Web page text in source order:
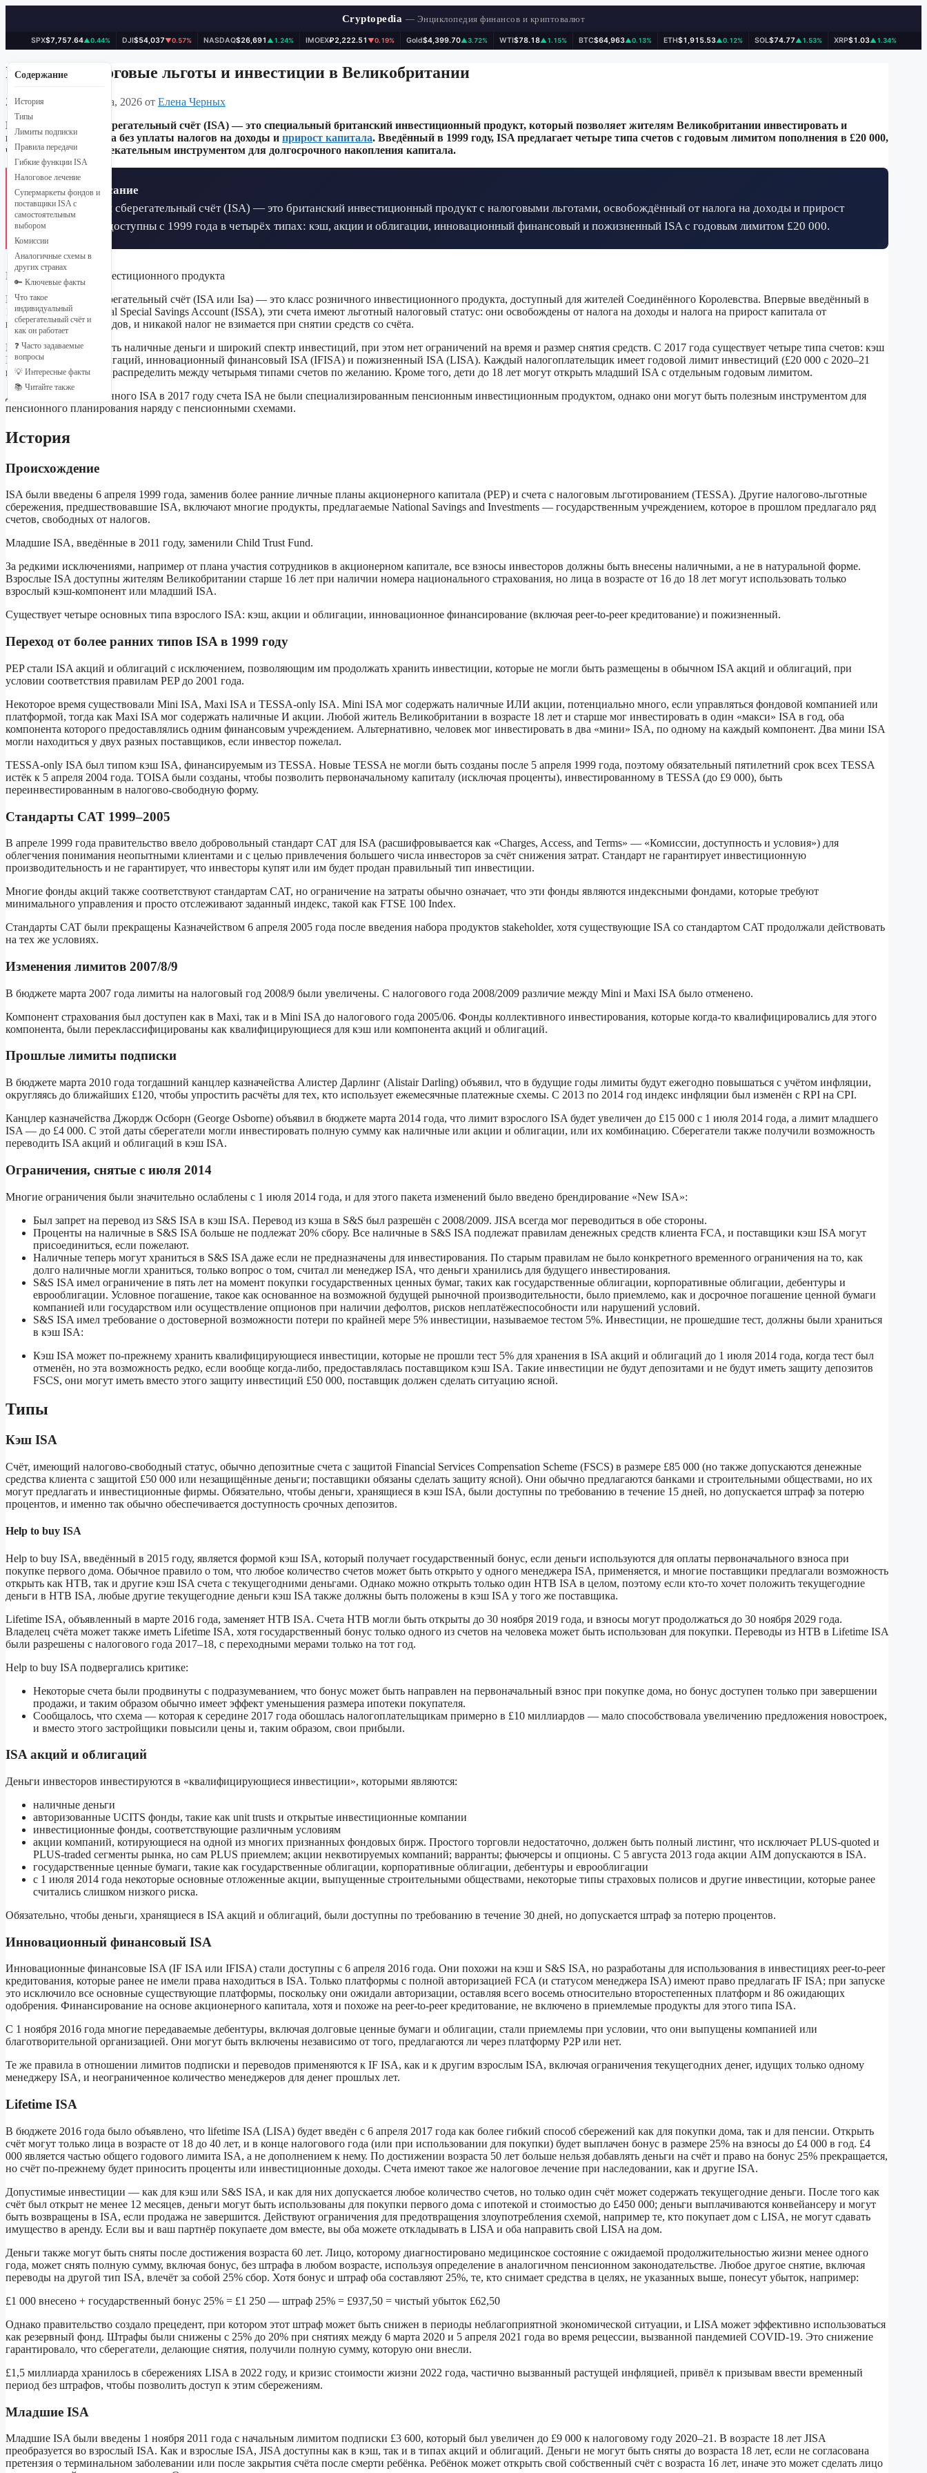
Cryptopedia — Энциклопедия финансов и криптовалют
SPX$7,757.64▲0.44% DJI$54,037▼0.57% NASDAQ$26,691 ▲1.24% IMOEX₽2,222.51▼0.19% Gold$4,399.70▲3.72% WTI$78.18▲1.15% BTC$64,963▲0.13% ETH$1,915.53▲0.12% SOL$74.77▲1.53% XRP$1.03▲1.34%
к
содержимому
ISA счёт: налоговые льготы и инвестиции в Великобритании
29 марта, 2026 29 марта, 2026 от Елена Черных
Содержание
История
Типы
Лимиты подписки
Правила передачи
Гибкие функции ISA
Налоговое лечение
Супермаркеты фондов и
поставщики ISA с
самостоятельным
выбором
Комиссии
Аналогичные схемы в
других странах
🔑 Ключевые факты
Что такое
индивидуальный
сберегательный счёт и
как он работает
❓ Часто задаваемые
вопросы
💡 Интересные факты
📚 Читайте также
Индивидуальный сберегательный счёт (ISA) — это специальный британский инвестиционный продукт, который позволяет жителям Великобритании инвестировать и
накапливать средства без уплаты налогов на доходы и прирост капитала. Введённый в 1999 году, ISA предлагает четыре типа счетов с годовым лимитом пополнения в £20 000,
что делает его привлекательным инструментом для долгосрочного накопления капитала.
📋 Краткое описание
Индивидуальный сберегательный счёт (ISA) — это британский инвестиционный продукт с налоговыми льготами, освобождённый от налога на доходы и прирост
капитала. Счета доступны с 1999 года в четырёх типах: кэш, акции и облигации, инновационный финансовый и пожизненный ISA с годовым лимитом £20 000.
Класс розничного инвестиционного продукта
Индивидуальный сберегательный счёт (ISA или Isa) — это класс розничного инвестиционного продукта, доступный для жителей Соединённого Королевства. Впервые введённый в
1999 году как Individual Special Savings Account (ISSA), эти счета имеют льготный налоговый статус: они освобождены от налога на доходы и налога на прирост капитала от
инвестиционных доходов, и никакой налог не взимается при снятии средств со счёта.
На счёте можно хранить наличные деньги и широкий спектр инвестиций, при этом нет ограничений на время и размер снятия средств. С 2017 года существует четыре типа счетов: кэш
ISA, ISA акций и облигаций, инновационный финансовый ISA (IFISA) и пожизненный ISA (LISA). Каждый налогоплательщик имеет годовой лимит инвестиций (£20 000 с 2020–21
года), который можно распределить между четырьмя типами счетов по желанию. Кроме того, дети до 18 лет могут открыть младший ISA с отдельным годовым лимитом.
До введения пожизненного ISA в 2017 году счета ISA не были специализированным пенсионным инвестиционным продуктом, однако они могут быть полезным инструментом для
пенсионного планирования наряду с пенсионными схемами.
История
Происхождение
ISA были введены 6 апреля 1999 года, заменив более ранние личные планы акционерного капитала (PEP) и счета с налоговым льготированием (TESSA). Другие налогово-льготные
сбережения, предшествовавшие ISA, включают многие продукты, предлагаемые National Savings and Investments — государственным учреждением, которое в прошлом предлагало ряд
счетов, свободных от налогов.
Младшие ISA, введённые в 2011 году, заменили Child Trust Fund.
За редкими исключениями, например от плана участия сотрудников в акционерном капитале, все взносы инвесторов должны быть внесены наличными, а не в натуральной форме.
Взрослые ISA доступны жителям Великобритании старше 16 лет при наличии номера национального страхования, но лица в возрасте от 16 до 18 лет могут использовать только
взрослый кэш-компонент или младший ISA.
Существует четыре основных типа взрослого ISA: кэш, акции и облигации, инновационное финансирование (включая peer-to-peer кредитование) и пожизненный.
Переход от более ранних типов ISA в 1999 году
PEP стали ISA акций и облигаций с исключением, позволяющим им продолжать хранить инвестиции, которые не могли быть размещены в обычном ISA акций и облигаций, при
условии соответствия правилам PEP до 2001 года.
Некоторое время существовали Mini ISA, Maxi ISA и TESSA-only ISA. Mini ISA мог содержать наличные ИЛИ акции, потенциально много, если управляться фондовой компанией или
платформой, тогда как Maxi ISA мог содержать наличные И акции. Любой житель Великобритании в возрасте 18 лет и старше мог инвестировать в один «макси» ISA в год, оба
компонента которого предоставлялись одним финансовым учреждением. Альтернативно, человек мог инвестировать в два «мини» ISA, по одному на каждый компонент. Два мини ISA
могли находиться у двух разных поставщиков, если инвестор пожелал.
TESSA-only ISA был типом кэш ISA, финансируемым из TESSA. Новые TESSA не могли быть созданы после 5 апреля 1999 года, поэтому обязательный пятилетний срок всех TESSA
истёк к 5 апреля 2004 года. TOISA были созданы, чтобы позволить первоначальному капиталу (исключая проценты), инвестированному в TESSA (до £9 000), быть
переинвестированным в налогово-свободную форму.
Стандарты CAT 1999–2005
В апреле 1999 года правительство ввело добровольный стандарт CAT для ISA (расшифровывается как «Charges, Access, and Terms» — «Комиссии, доступность и условия») для
облегчения понимания неопытными клиентами и с целью привлечения большего числа инвесторов за счёт снижения затрат. Стандарт не гарантирует инвестиционную
производительность и не гарантирует, что инвесторы купят или им будет продан правильный тип инвестиции.
Многие фонды акций также соответствуют стандартам CAT, но ограничение на затраты обычно означает, что эти фонды являются индексными фондами, которые требуют
минимального управления и просто отслеживают заданный индекс, такой как FTSE 100 Index.
Стандарты CAT были прекращены Казначейством 6 апреля 2005 года после введения набора продуктов stakeholder, хотя существующие ISA со стандартом CAT продолжали действовать
на тех же условиях.
Изменения лимитов 2007/8/9
В бюджете марта 2007 года лимиты на налоговый год 2008/9 были увеличены. С налогового года 2008/2009 различие между Mini и Maxi ISA было отменено.
Компонент страхования был доступен как в Maxi, так и в Mini ISA до налогового года 2005/06. Фонды коллективного инвестирования, которые когда-то квалифицировались для этого
компонента, были переклассифицированы как квалифицирующиеся для кэш или компонента акций и облигаций.
Прошлые лимиты подписки
В бюджете марта 2010 года тогдашний канцлер казначейства Алистер Дарлинг (Alistair Darling) объявил, что в будущие годы лимиты будут ежегодно повышаться с учётом инфляции,
округляясь до ближайших £120, чтобы упростить расчёты для тех, кто использует ежемесячные платежные схемы. С 2013 по 2014 год индекс инфляции был изменён с RPI на CPI.
Канцлер казначейства Джордж Осборн (George Osborne) объявил в бюджете марта 2014 года, что лимит взрослого ISA будет увеличен до £15 000 с 1 июля 2014 года, а лимит младшего
ISA — до £4 000. С этой даты сберегатели могли инвестировать полную сумму как наличные или акции и облигации, или их комбинацию. Сберегатели также получили возможность
переводить ISA акций и облигаций в кэш ISA.
Ограничения, снятые с июля 2014
Многие ограничения были значительно ослаблены с 1 июля 2014 года, и для этого пакета изменений было введено брендирование «New ISA»:
Был запрет на перевод из S&S ISA в кэш ISA. Перевод из кэша в S&S был разрешён с 2008/2009. JISA всегда мог переводиться в обе стороны.
Проценты на наличные в S&S ISA больше не подлежат 20% сбору. Все наличные в S&S ISA подлежат правилам денежных средств клиента FCA, и поставщики кэш ISA могут
присоединиться, если пожелают.
Наличные теперь могут храниться в S&S ISA даже если не предназначены для инвестирования. По старым правилам не было конкретного временного ограничения на то, как
долго наличные могли храниться, только вопрос о том, считал ли менеджер ISA, что деньги хранились для будущего инвестирования.
S&S ISA имел ограничение в пять лет на момент покупки государственных ценных бумаг, таких как государственные облигации, корпоративные облигации, дебентуры и
еврооблигации. Условное погашение, такое как основанное на возможной будущей рыночной производительности, было приемлемо, как и досрочное погашение ценной бумаги
компанией или государством или осуществление опционов при наличии дефолтов, рисков неплатёжеспособности или нарушений условий.
S&S ISA имел требование о достоверной возможности потери по крайней мере 5% инвестиции, называемое тестом 5%. Инвестиции, не прошедшие тест, должны были храниться
в кэш ISA:
Кэш ISA может по-прежнему хранить квалифицирующиеся инвестиции, которые не прошли тест 5% для хранения в ISA акций и облигаций до 1 июля 2014 года, когда тест был
отменён, но эта возможность редко, если вообще когда-либо, предоставлялась поставщиком кэш ISA. Такие инвестиции не будут депозитами и не будут иметь защиту депозитов
FSCS, они могут иметь вместо этого защиту инвестиций £50 000, поставщик должен сделать ситуацию ясной.
Типы
Кэш ISA
Счёт, имеющий налогово-свободный статус, обычно депозитные счета с защитой Financial Services Compensation Scheme (FSCS) в размере £85 000 (но также допускаются денежные
средства клиента с защитой £50 000 или незащищённые деньги; поставщики обязаны сделать защиту ясной). Они обычно предлагаются банками и строительными обществами, но их
могут предлагать и инвестиционные фирмы. Обязательно, чтобы деньги, хранящиеся в кэш ISA, были доступны по требованию в течение 15 дней, но допускается штраф за потерю
процентов, и именно так обычно обеспечивается доступность срочных депозитов.
Help to buy ISA
Help to buy ISA, введённый в 2015 году, является формой кэш ISA, который получает государственный бонус, если деньги используются для оплаты первоначального взноса при
покупке первого дома. Обычное правило о том, что любое количество счетов может быть открыто у одного менеджера ISA, применяется, и многие поставщики предлагали возможность
открыть как HTB, так и другие кэш ISA счета с текущегодними деньгами. Однако можно открыть только один HTB ISA в целом, поэтому если кто-то хочет положить текущегодние
деньги в HTB ISA, любые другие текущегодние деньги кэш ISA также должны быть положены в кэш ISA у того же поставщика.
Lifetime ISA, объявленный в марте 2016 года, заменяет HTB ISA. Счета HTB могли быть открыты до 30 ноября 2019 года, и взносы могут продолжаться до 30 ноября 2029 года.
Владелец счёта может также иметь Lifetime ISA, хотя государственный бонус только одного из счетов на человека может быть использован для покупки. Переводы из HTB в Lifetime ISA
были разрешены с налогового года 2017–18, с переходными мерами только на тот год.
Help to buy ISA подвергались критике:
Некоторые счета были продвинуты с подразумеванием, что бонус может быть направлен на первоначальный взнос при покупке дома, но бонус доступен только при завершении
продажи, и таким образом обычно имеет эффект уменьшения размера ипотеки покупателя.
Сообщалось, что схема — которая к середине 2017 года обошлась налогоплательщикам примерно в £10 миллиардов — мало способствовала увеличению предложения новостроек,
и вместо этого застройщики повысили цены и, таким образом, свои прибыли.
ISA акций и облигаций
Деньги инвесторов инвестируются в «квалифицирующиеся инвестиции», которыми являются:
наличные деньги
авторизованные UCITS фонды, такие как unit trusts и открытые инвестиционные компании
инвестиционные фонды, соответствующие различным условиям
акции компаний, котирующиеся на одной из многих признанных фондовых бирж. Простого торговли недостаточно, должен быть полный листинг, что исключает PLUS-quoted и
PLUS-traded сегменты рынка, но сам PLUS приемлем; акции неквотируемых компаний; варранты; фьючерсы и опционы. С 5 августа 2013 года акции AIM допускаются в ISA.
государственные ценные бумаги, такие как государственные облигации, корпоративные облигации, дебентуры и еврооблигации
с 1 июля 2014 года некоторые основные отложенные акции, выпущенные строительными обществами, некоторые типы страховых полисов и другие инвестиции, которые ранее
считались слишком низкого риска.
Обязательно, чтобы деньги, хранящиеся в ISA акций и облигаций, были доступны по требованию в течение 30 дней, но допускается штраф за потерю процентов.
Инновационный финансовый ISA
Инновационные финансовые ISA (IF ISA или IFISA) стали доступны с 6 апреля 2016 года. Они похожи на кэш и S&S ISA, но разработаны для использования в инвестициях peer-to-peer
кредитования, которые ранее не имели права находиться в ISA. Только платформы с полной авторизацией FCA (и статусом менеджера ISA) имеют право предлагать IF ISA; при запуске
это исключило все основные существующие платформы, поскольку они ожидали авторизации, оставляя всего восемь относительно второстепенных платформ и 86 ожидающих
одобрения. Финансирование на основе акционерного капитала, хотя и похоже на peer-to-peer кредитование, не включено в приемлемые продукты для этого типа ISA.
С 1 ноября 2016 года многие передаваемые дебентуры, включая долговые ценные бумаги и облигации, стали приемлемы при условии, что они выпущены компанией или
благотворительной организацией. Они могут быть включены независимо от того, предлагаются ли через платформу P2P или нет.
Те же правила в отношении лимитов подписки и переводов применяются к IF ISA, как и к другим взрослым ISA, включая ограничения текущегодних денег, идущих только одному
менеджеру ISA, и неограниченное количество менеджеров для денег прошлых лет.
Lifetime ISA
В бюджете 2016 года было объявлено, что lifetime ISA (LISA) будет введён с 6 апреля 2017 года как более гибкий способ сбережений как для покупки дома, так и для пенсии. Открыть
счёт могут только лица в возрасте от 18 до 40 лет, и в конце налогового года (или при использовании для покупки) будет выплачен бонус в размере 25% на взносы до £4 000 в год. £4
000 является частью общего годового лимита ISA, а не дополнением к нему. По достижении возраста 50 лет больше нельзя добавлять деньги на счёт и право на бонус 25% прекращается,
но счёт по-прежнему будет приносить проценты или инвестиционные доходы. Счета имеют такое же налоговое лечение при наследовании, как и другие ISA.
Допустимые инвестиции — как для кэш или S&S ISA, и как для них допускается любое количество счетов, но только один счёт может содержать текущегодние деньги. После того как
счёт был открыт не менее 12 месяцев, деньги могут быть использованы для покупки первого дома с ипотекой и стоимостью до £450 000; деньги выплачиваются конвейансеру и могут
быть возвращены в ISA, если продажа не завершится. Действуют ограничения для предотвращения злоупотребления схемой, например те, кто покупает дом с LISA, не могут сдавать
имущество в аренду. Если вы и ваш партнёр покупаете дом вместе, вы оба можете откладывать в LISA и оба направить свой LISA на дом.
Деньги также могут быть сняты после достижения возраста 60 лет. Лицо, которому диагностировано медицинское состояние с ожидаемой продолжительностью жизни менее одного
года, может снять полную сумму, включая бонус, без штрафа в любом возрасте, используя определение в аналогичном пенсионном законодательстве. Любое другое снятие, включая
переводы на другой тип ISA, влечёт за собой 25% сбор. Хотя бонус и штраф оба составляют 25%, те, кто снимает средства в целях, не указанных выше, понесут убыток, например:
£1 000 внесено + государственный бонус 25% = £1 250 — штраф 25% = £937,50 = чистый убыток £62,50
Однако правительство создало прецедент, при котором этот штраф может быть снижен в периоды неблагоприятной экономической ситуации, и LISA может эффективно использоваться
как резервный фонд. Штрафы были снижены с 25% до 20% при снятиях между 6 марта 2020 и 5 апреля 2021 года во время рецессии, вызванной пандемией COVID-19. Это снижение
гарантировало, что сберегатели, делающие снятия, получили полную сумму, которую они внесли.
£1,5 миллиарда хранилось в сбережениях LISA в 2022 году, и кризис стоимости жизни 2022 года, частично вызванный растущей инфляцией, привёл к призывам ввести временный
период без штрафов, чтобы позволить доступ к этим сбережениям.
Младшие ISA
Младшие ISA были введены 1 ноября 2011 года с начальным лимитом подписки £3 600, который был увеличен до £9 000 к налоговому году 2020–21. В возрасте 18 лет JISA
преобразуется во взрослый ISA. Как и взрослые ISA, JISA доступны как в кэш, так и в типах акций и облигаций. Деньги не могут быть сняты до возраста 18 лет, если не согласована
претензия о терминальном заболевании или после закрытия счёта после смерти ребёнка. Ребёнок может открыть свой собственный счёт с возраста 16 лет, иначе это может сделать лицо